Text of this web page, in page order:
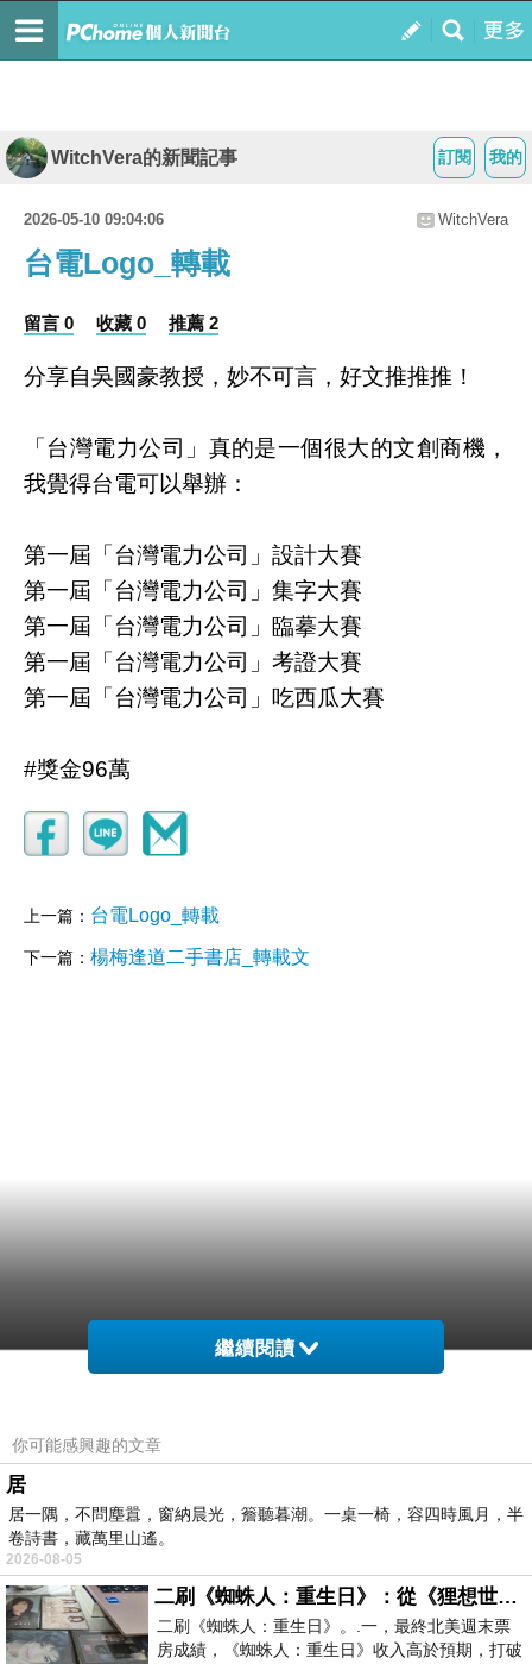
我的
訂閱
WitchVera的新聞記事
2026-05-10 09:04:06 WitchVera
台電Logo_轉載
留言 0 收藏 0 推薦 2
分享自吳國豪教授，妙不可言，好文推推推！
「台灣電力公司」真的是一個很大的文創商機，
我覺得台電可以舉辦：
第一屆「台灣電力公司」設計大賽
第一屆「台灣電力公司」集字大賽
第一屆「台灣電力公司」臨摹大賽
第一屆「台灣電力公司」考證大賽
第一屆「台灣電力公司」吃西瓜大賽
#獎金96萬
上一篇： 台電Logo_轉載
下一篇： 楊梅逢道二手書店_轉載文
繼續閱讀
你可能感興趣的文章
居
居一隅，不問塵囂，窗納晨光，簷聽暮潮。一桌一椅，容四時風月，半
卷詩書，藏萬里山遙。
2026-08-05
二刷《蜘蛛人：重生日》：從《狸想世界》到《怪奇物語》
二刷《蜘蛛人：重生日》。.一，最終北美週末票
房成績，《蜘蛛人：重生日》收入高於預期，打破